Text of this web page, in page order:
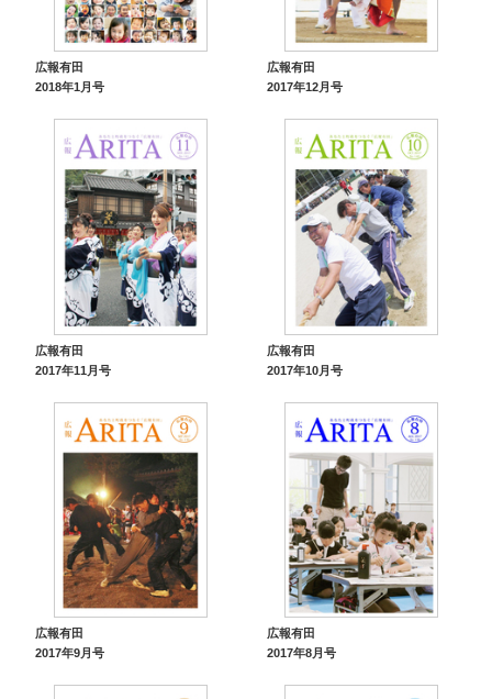
広報有田
2018年1月号
広報有田
2017年12月号
広報有田
2017年11月号
広報有田
2017年10月号
広報有田
2017年9月号
広報有田
2017年8月号